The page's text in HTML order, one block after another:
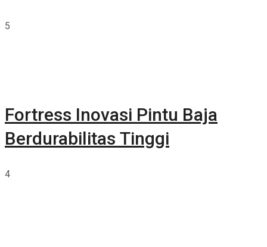
5
Fortress Inovasi Pintu Baja
Berdurabilitas Tinggi
4